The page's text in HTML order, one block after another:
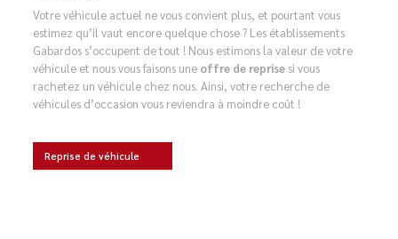
Votre véhicule actuel ne vous convient plus, et pourtant vous
estimez qu’il vaut encore quelque chose ? Les établissements
Gabardos s’occupent de tout ! Nous estimons la valeur de votre
véhicule et nous vous faisons une offre de reprise si vous
rachetez un véhicule chez nous. Ainsi, votre recherche de
véhicules d’occasion vous reviendra à moindre coût !
Reprise de véhicule